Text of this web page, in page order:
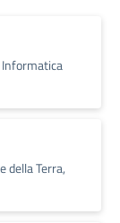
Informatica
della Terra,